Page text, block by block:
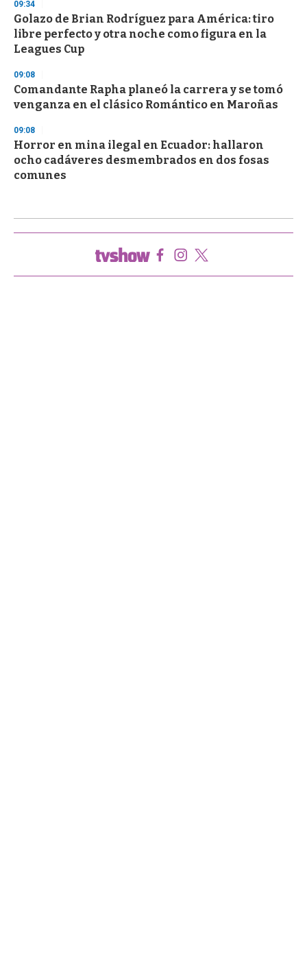
09:34
Golazo de Brian Rodríguez para América: tiro
libre perfecto y otra noche como figura en la
Leagues Cup
09:08
Comandante Rapha planeó la carrera y se tomó
venganza en el clásico Romántico en Maroñas
09:08
Horror en mina ilegal en Ecuador: hallaron
ocho cadáveres desmembrados en dos fosas
comunes